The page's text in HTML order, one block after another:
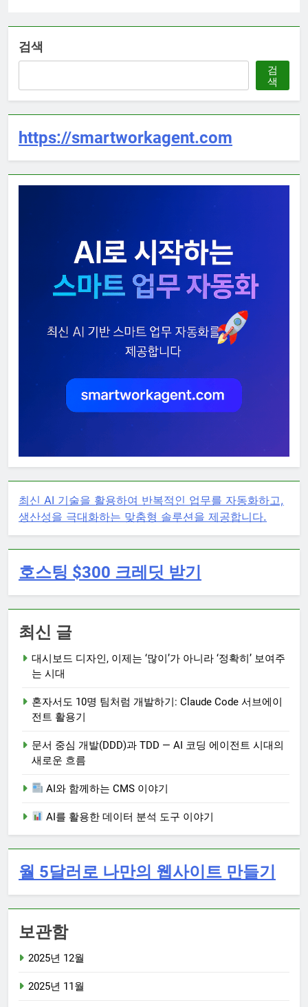
검색
검
색
https://smartworkagent.com
최신 AI 기술을 활용하여 반복적인 업무를 자동화하고,
생산성을 극대화하는 맞춤형 솔루션을 제공합니다.
호스팅 $300 크레딧 받기
최신 글
대시보드 디자인, 이제는 ‘많이’가 아니라 ‘정확히’ 보여주
는 시대
혼자서도 10명 팀처럼 개발하기: Claude Code 서브에이
전트 활용기
문서 중심 개발(DDD)과 TDD — AI 코딩 에이전트 시대의
새로운 흐름
AI와 함께하는 CMS 이야기
AI를 활용한 데이터 분석 도구 이야기
월 5달러로 나만의 웹사이트 만들기
보관함
2025년 12월
2025년 11월